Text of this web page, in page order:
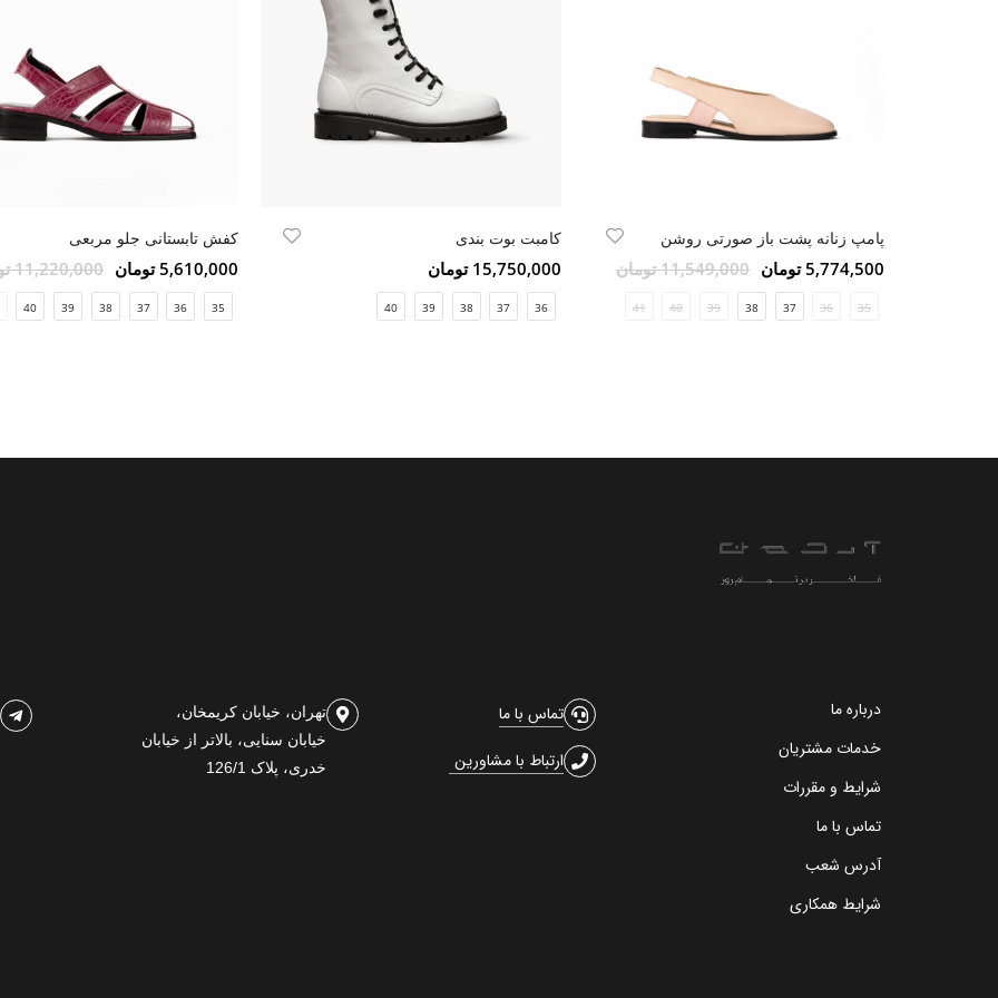
پامپ زنانه پشت باز صورتی روشن
5,774,500 تومان 11,549,000 تومان
35
36
37
38
39
40
41
کامبت بوت بندی
15,750,000 تومان
36
37
38
39
40
کفش تابستانی جلو مربعی
5,610,000 تومان 11,220,000 تومان
35
36
37
38
39
40
درباره ما
خدمات مشتریان
شرایط و مقررات
تماس با ما
آدرس شعب
شرایط همکاری
تماس با ما
ارتباط با مشاورین
تهران، خیابان کریمخان،
خیابان سنایی، بالاتر از خیابان
خدری، پلاک 126/1